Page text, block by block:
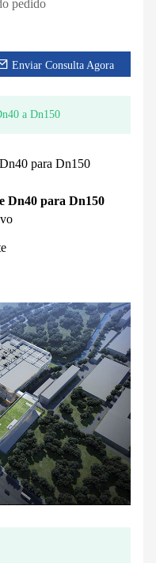
pedido
Enviar Consulta Agora
a Dn150
para Dn150
Dn40 para Dn150